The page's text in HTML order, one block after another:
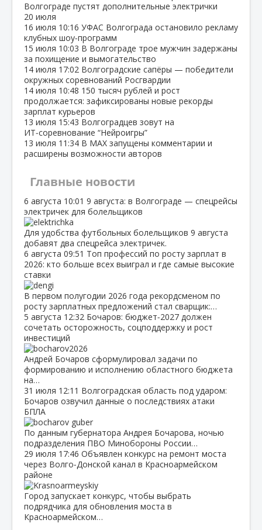
Волгограде пустят дополнительные электрички
20 июля
16 июля 10:16 УФАС Волгограда остановило рекламу
клубных шоу‑программ
15 июля 10:03 В Волгограде трое мужчин задержаны
за похищение и вымогательство
14 июля 17:02 Волгоградские сапёры — победители
окружных соревнований Росгвардии
14 июля 10:48 150 тысяч рублей и рост
продолжается: зафиксированы новые рекорды
зарплат курьеров
13 июля 15:43 Волгоградцев зовут на
ИТ‑соревнование “Нейроигры”
13 июля 11:34 В МАХ запущены комментарии и
расширены возможности авторов
Главные новости
6 августа 10:01 9 августа: в Волгограде — спецрейсы
электричек для болельщиков
Для удобства футбольных болельщиков 9 августа
добавят два спецрейса электричек.
6 августа 09:51 Топ профессий по росту зарплат в
2026: кто больше всех выиграл и где самые высокие
ставки
В первом полугодии 2026 года рекордсменом по
росту зарплатных предложений стал сварщик:…
5 августа 12:32 Бочаров: бюджет‑2027 должен
сочетать осторожность, соцподдержку и рост
инвестиций
Андрей Бочаров сформулировал задачи по
формированию и исполнению областного бюджета
на…
31 июля 12:11 Волгоградская область под ударом:
Бочаров озвучил данные о последствиях атаки
БПЛА
По данным губернатора Андрея Бочарова, ночью
подразделения ПВО Минобороны России…
29 июля 17:46 Объявлен конкурс на ремонт моста
через Волго‑Донской канал в Красноармейском
районе
Город запускает конкурс, чтобы выбрать
подрядчика для обновления моста в
Красноармейском…